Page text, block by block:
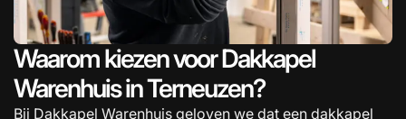
Waarom kiezen voor Dakkapel
Warenhuis in Terneuzen?
Bij Dakkapel Warenhuis geloven we dat een dakkapel